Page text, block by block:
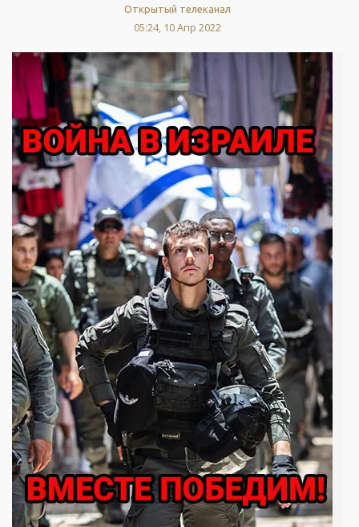
Открытый телеканал
05:24, 10 Апр 2022